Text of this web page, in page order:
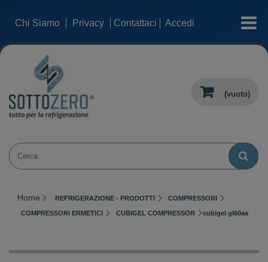
Chi Siamo Privacy Contattaci Accedi categorie
(vuoto)
Home REFRIGERAZIONE - PRODOTTI COMPRESSORI
COMPRESSORI ERMETICI CUBIGEL COMPRESSOR cubigel gl60aa